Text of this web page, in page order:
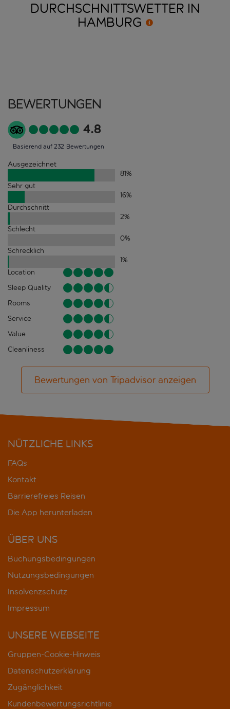
DURCHSCHNITTSWETTER IN
HAMBURG
Bewertungen
4.8
Basierend auf 232 Bewertungen
Ausgezeichnet
81%
Sehr gut
16%
Durchschnitt
2%
Schlecht
0%
Schrecklich
1%
Location
Sleep Quality
Rooms
Service
Value
Cleanliness
Bewertungen von Tripadvisor anzeigen
NÜTZLICHE LINKS
FAQs
Kontakt
Barrierefreies Reisen
Die App herunterladen
ÜBER UNS
Buchungsbedingungen
Nutzungsbedingungen
Insolvenzschutz
Impressum
UNSERE WEBSEITE
Gruppen-Cookie-Hinweis
Datenschutzerklärung
Zugänglichkeit
Kundenbewertungsrichtlinie